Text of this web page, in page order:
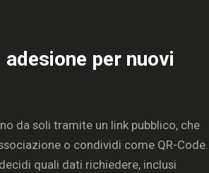
per nuovi
da soli tramite un link pubblico, che
o condividi come QR-Code.
quali dati richiedere, inclusi